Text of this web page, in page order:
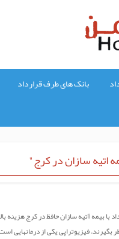
بانک های طرف قرارداد
اتیه سازان در کرج"
با بیمه آتیه سازان حافظ در کرج
بگیرند. فیزیوتراپی یکی از